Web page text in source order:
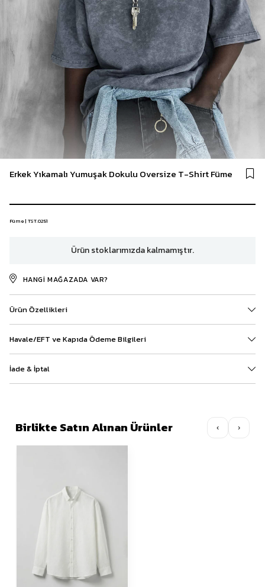
Erkek Yıkamalı Yumuşak Dokulu Oversize T-Shirt Füme
Füme | TST.0251
Ürün stoklarımızda kalmamıştır.
HANGI MAĞAZADA VAR?
Ürün Özellikleri
Havale/EFT ve Kapıda Ödeme Bilgileri
İade & İptal
Birlikte Satın Alınan Ürünler ‹ ›